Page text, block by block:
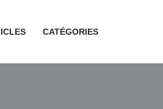
CATÉGORIES